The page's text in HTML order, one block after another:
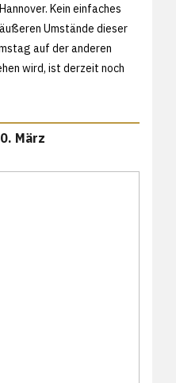
Kein einfaches
Umstände dieser
auf der anderen
wird, ist derzeit noch
März